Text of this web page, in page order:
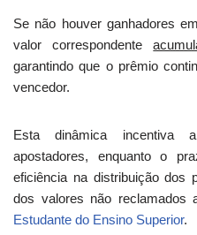
Se não houver ganhadores
valor correspondente
garantindo que o prêmio
vencedor.
Esta dinâmica incentiva
apostadores, enquanto o
eficiência na distribuição dos
dos valores não reclamados
Estudante do Ensino Superior.